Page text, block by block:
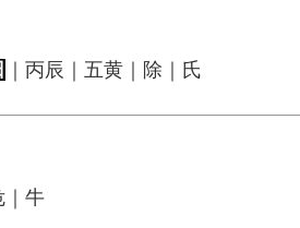
｜丙辰｜五黄｜除｜氏
｜牛